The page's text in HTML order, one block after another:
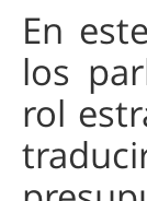
En
los
rol